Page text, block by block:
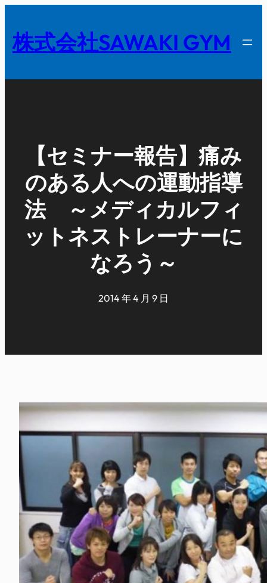
を
キ
株式会社SAWAKI GYM
【セミナー報告】痛み
のある人への運動指導
法 ～メディカルフィ
ットネストレーナーに
なろう～
2014 年 4 月 9 日